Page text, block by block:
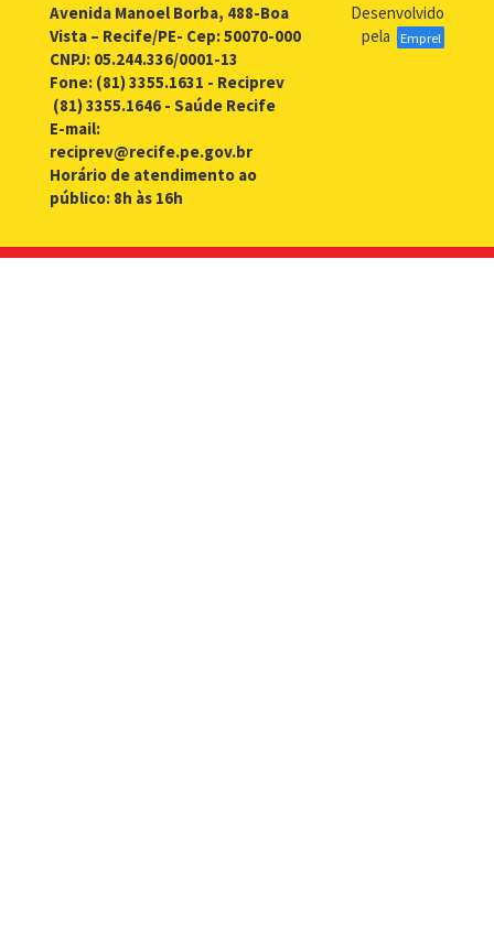
Avenida Manoel Borba, 488-Boa
Vista – Recife/PE- Cep: 50070-000
CNPJ: 05.244.336/0001-13
Fone: (81) 3355.1631 - Reciprev
(81) 3355.1646 - Saúde Recife
E-mail:
reciprev@recife.pe.gov.br
Horário de atendimento ao
público: 8h às 16h
Desenvolvido
pela
Emprel